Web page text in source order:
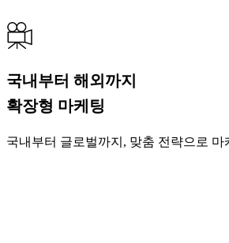
국내부터 해외까지
확장형 마케팅
국내부터 글로벌까지, 맞춤 전략으로 마